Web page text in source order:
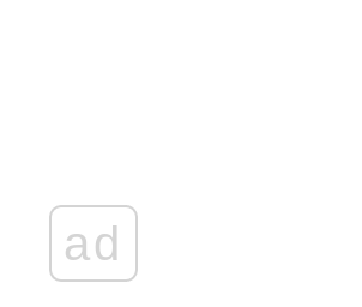
ad